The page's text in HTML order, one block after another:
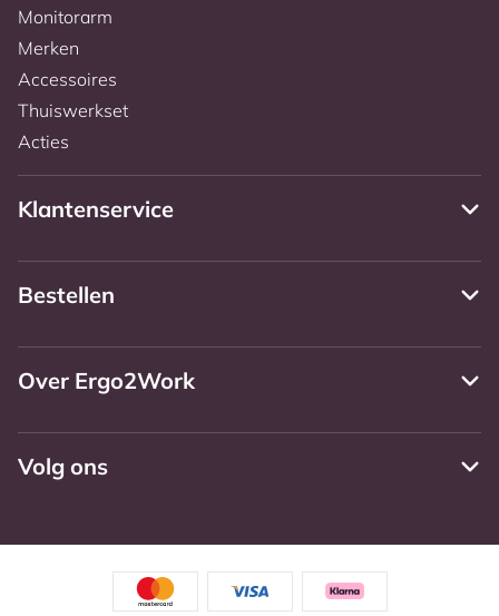
Monitorarm
Merken
Accessoires
Thuiswerkset
Acties
Klantenservice
Bestellen
Over Ergo2Work
Volg ons